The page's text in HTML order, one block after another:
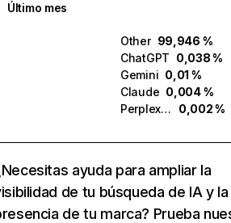
Último mes
Other 99,946 %
ChatGPT 0,038 %
Gemini 0,01 %
Claude 0,004 %
Perplexity
0,002 %
ayuda para ampliar la
de tu búsqueda de IA y la
de tu marca? Prueba